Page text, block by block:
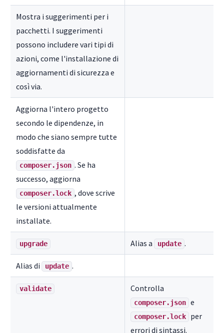
Mostra i suggerimenti per i
pacchetti. I suggerimenti
possono includere vari tipi di
azioni, come l'installazione di
aggiornamenti di sicurezza e
così via.
Aggiorna l'intero progetto
secondo le dipendenze, in
modo che siano sempre tutte
soddisfatte da
composer.json . Se ha
successo, aggiorna
composer.lock , dove scrive
le versioni attualmente
installate.
upgrade Alias a update .
Alias di update .
validate Controlla
composer.json e
composer.lock
per
errori di sintassi.